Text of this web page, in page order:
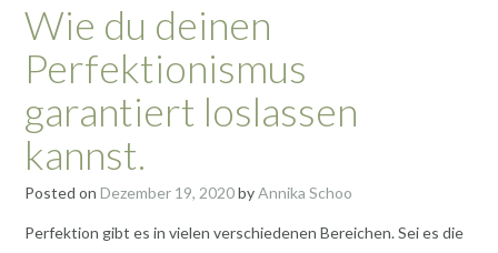
Wie du deinen
Perfektionismus
garantiert loslassen
kannst.
Posted on Dezember 19, 2020byAnnika Schoo
Perfektion gibt es in vielen verschiedenen Bereichen. Sei es die